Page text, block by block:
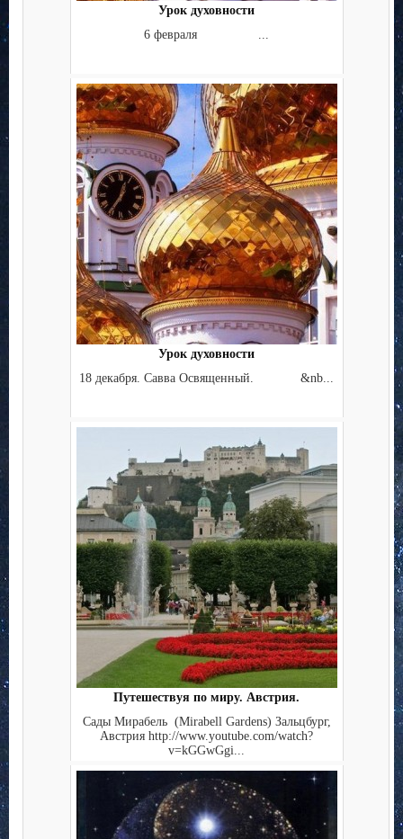
Урок духовности
6 февраля ...
Урок духовности
18 декабря. Савва Освященный. &nb...
Путешествуя по миру. Австрия.
Сады Мирабель (Mirabell Gardens) Зальцбург,
Австрия http://www.youtube.com/watch?
v=kGGwGgi...